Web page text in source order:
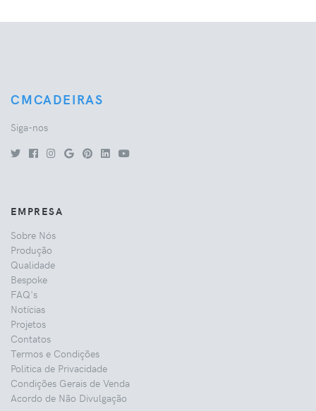
CMCADEIRAS
Siga-nos
EMPRESA
Sobre Nós
Produção
Qualidade
Bespoke
FAQ's
Notícias
Projetos
Contatos
Termos e Condições
Politica de Privacidade
Condições Gerais de Venda
Acordo de Não Divulgação